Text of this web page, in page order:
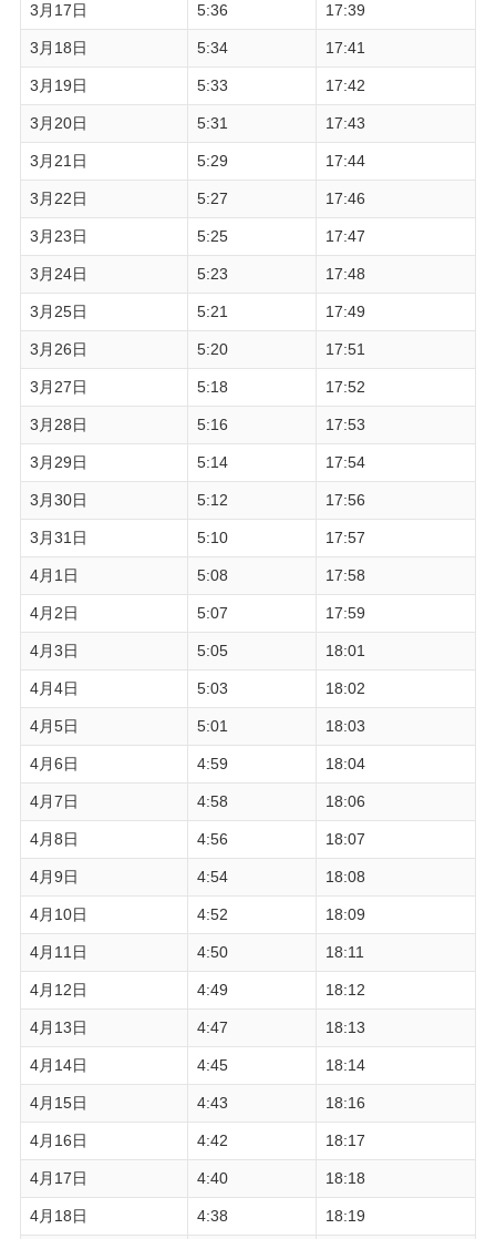
3月17日 5:36 17:39
3月18日 5:34 17:41
3月19日 5:33 17:42
3月20日 5:31 17:43
3月21日 5:29 17:44
3月22日 5:27 17:46
3月23日 5:25 17:47
3月24日 5:23 17:48
3月25日 5:21 17:49
3月26日 5:20 17:51
3月27日 5:18 17:52
3月28日 5:16 17:53
3月29日 5:14 17:54
3月30日 5:12 17:56
3月31日 5:10 17:57
4月1日 5:08 17:58
4月2日 5:07 17:59
4月3日 5:05 18:01
4月4日 5:03 18:02
4月5日 5:01 18:03
4月6日 4:59 18:04
4月7日 4:58 18:06
4月8日 4:56 18:07
4月9日 4:54 18:08
4月10日 4:52 18:09
4月11日 4:50 18:11
4月12日 4:49 18:12
4月13日 4:47 18:13
4月14日 4:45 18:14
4月15日 4:43 18:16
4月16日 4:42 18:17
4月17日 4:40 18:18
4月18日 4:38 18:19